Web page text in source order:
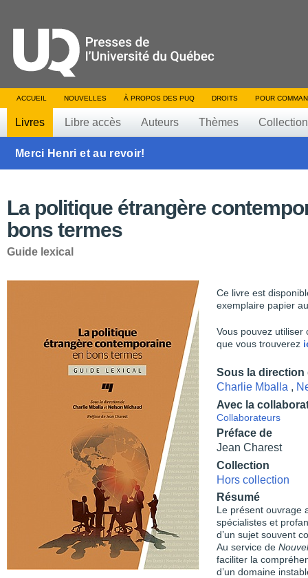
ACCUEIL NOUVELLES À PROPOS DES PUQ DROITS POUR
Livres Libre accès Auteurs Thèmes
Merci Henri et au revoir!
La politique étrangère
bons termes
Guide lexical
Ce livre est
exemplaire papier
Vous pouvez
que vous trouverez
Sous la direction
Charlie Mballa ,
Avec la
Collaborateurs
Préface de
Jean Charest
Collection
Hors collection
Résumé
Le présent ouvrage
spécialistes et
d’un sujet souvent
Au service de
faciliter la
d’un domaine